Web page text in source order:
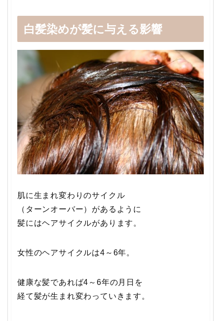
白髪染めが髪に与える影響
肌に生まれ変わりのサイクル
（ターンオーバー）があるように
髪にはヘアサイクルがあります。
女性のヘアサイクルは4～6年。
健康な髪であれば4～6年の月日を
経て髪が生まれ変わっていきます。